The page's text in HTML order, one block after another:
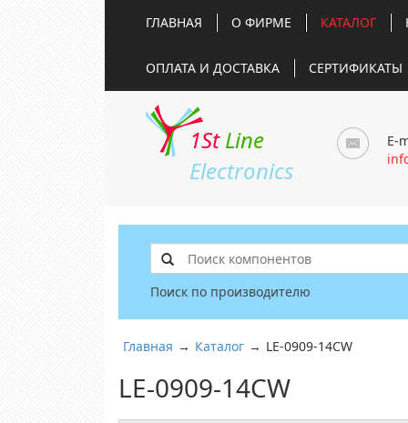
ГЛАВНАЯ О ФИРМЕ КАТАЛОГ
ОПЛАТА И ДОСТАВКА СЕРТИФИКАТЫ
1St Line
Electronics
E-
Поиск по производителю
Главная → Каталог → LE-0909-14CW
LE-0909-14CW